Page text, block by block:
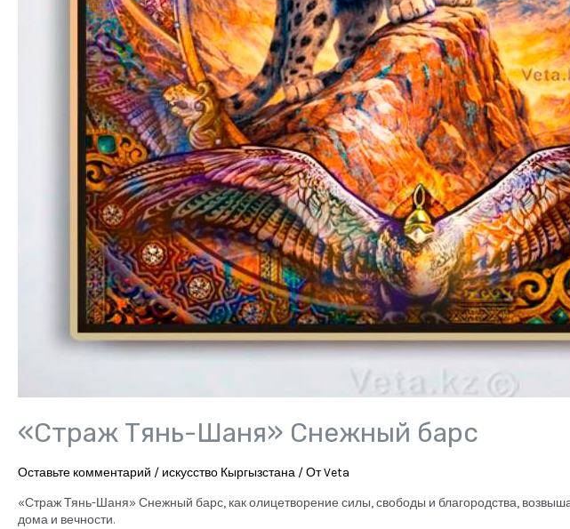
«Страж Тянь-Шаня» Снежный барс
Оставьте комментарий / искусство Кыргызстана / ОтVeta
«Страж Тянь-Шаня» Снежный барс, как олицетворение силы, свободы и благородства,
дома и вечности.